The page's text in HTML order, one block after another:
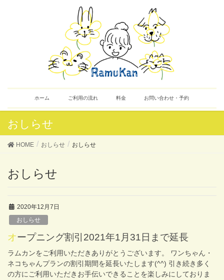
ホーム ご利用の流れ 料金 お問い合わせ・予約
おしらせ
HOME おしらせ おしらせ
おしらせ
2020年12月7日
おしらせ
オープニング割引2021年1月31日まで延長
ラムカンをご利用いただきありがとうございます。 ワンちゃん・
ネコちゃんプランの割引期間を延長いたします(^^) 引き続き多く
の方にご利用いただきお手伝いできることを楽しみにしておりま